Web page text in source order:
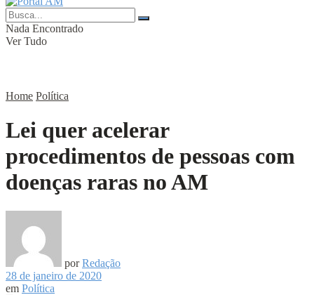
Nada Encontrado
Ver Tudo
Home Política
Lei quer acelerar
procedimentos de pessoas com
doenças raras no AM
por Redação
28 de janeiro de 2020
em Política